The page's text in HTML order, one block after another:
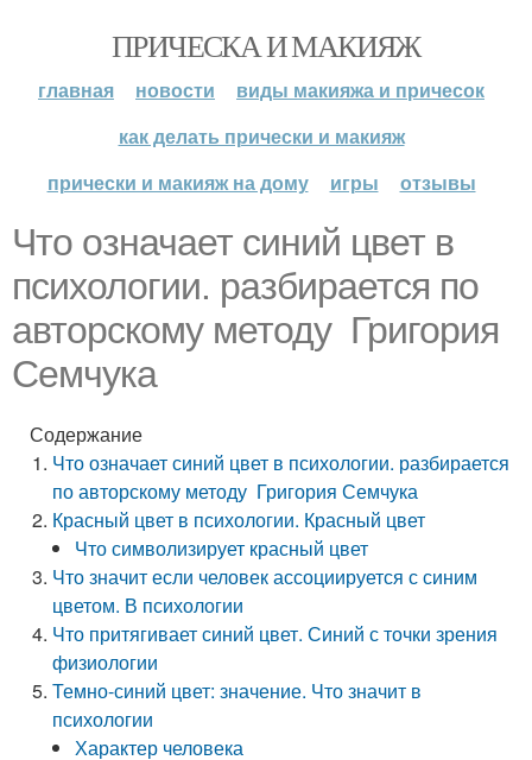
ПРИЧЕСКА И МАКИЯЖ
главная новости
виды макияжа и причесок
как делать прически и макияж
прически и макияж на дому
игры отзывы
Что означает синий цвет в
психологии. разбирается по
авторскому методу Григория
Семчука
Содержание
Что означает синий цвет в психологии. разбирается
по авторскому методу Григория Семчука
Красный цвет в психологии. Красный цвет
Что символизирует красный цвет
Что значит если человек ассоциируется с синим
цветом. В психологии
Что притягивает синий цвет. Синий с точки зрения
физиологии
Темно-синий цвет: значение. Что значит в
психологии
Характер человека